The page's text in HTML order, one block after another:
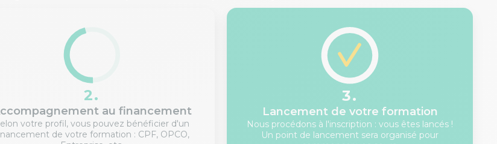
2.
au financement
votre profil, vous pouvez bénéficier d'un
de votre formation : CPF, OPCO,
3.
Lancement de votre formation
Nous procédons à l'inscription : vous êtes lancés !
Un point de lancement sera organisé pour